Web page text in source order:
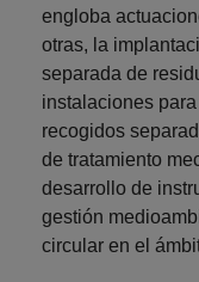
engloba
otras, la
separada de
instalaciones
recogidos
de tratamiento
desarrollo de
gestión
circular en el